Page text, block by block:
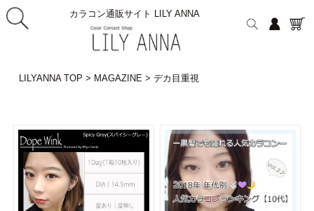
カラコン通販サイト LILY ANNA
LILYANNA TOP > MAGAZINE> デカ目重視